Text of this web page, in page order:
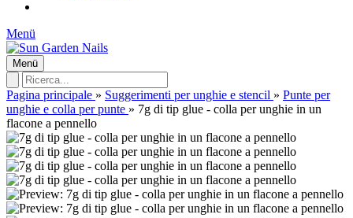
Menü
Menü
Pagina principale » Suggerimenti per unghie e stencil » Punte per
unghie e colla per punte » 7g di tip glue - colla per unghie in un
flacone a pennello